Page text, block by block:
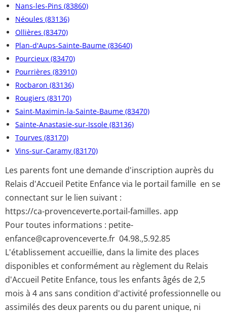
Nans-les-Pins (83860)
Néoules (83136)
Ollières (83470)
Plan-d'Aups-Sainte-Baume (83640)
Pourcieux (83470)
Pourrières (83910)
Rocbaron (83136)
Rougiers (83170)
Saint-Maximin-la-Sainte-Baume (83470)
Sainte-Anastasie-sur-Issole (83136)
Tourves (83170)
Vins-sur-Caramy (83170)
Les parents font une demande d'inscription auprès du
Relais d'Accueil Petite Enfance via le portail famille en se
connectant sur le lien suivant :
https://ca-provenceverte.portail-familles. app
Pour toutes informations : petite-
enfance@caprovenceverte.fr 04.98.,5.92.85
L'établissement accueillie, dans la limite des places
disponibles et conformément au règlement du Relais
d'Accueil Petite Enfance, tous les enfants âgés de 2,5
mois à 4 ans sans condition d'activité professionnelle ou
assimilés des deux parents ou du parent unique, ni